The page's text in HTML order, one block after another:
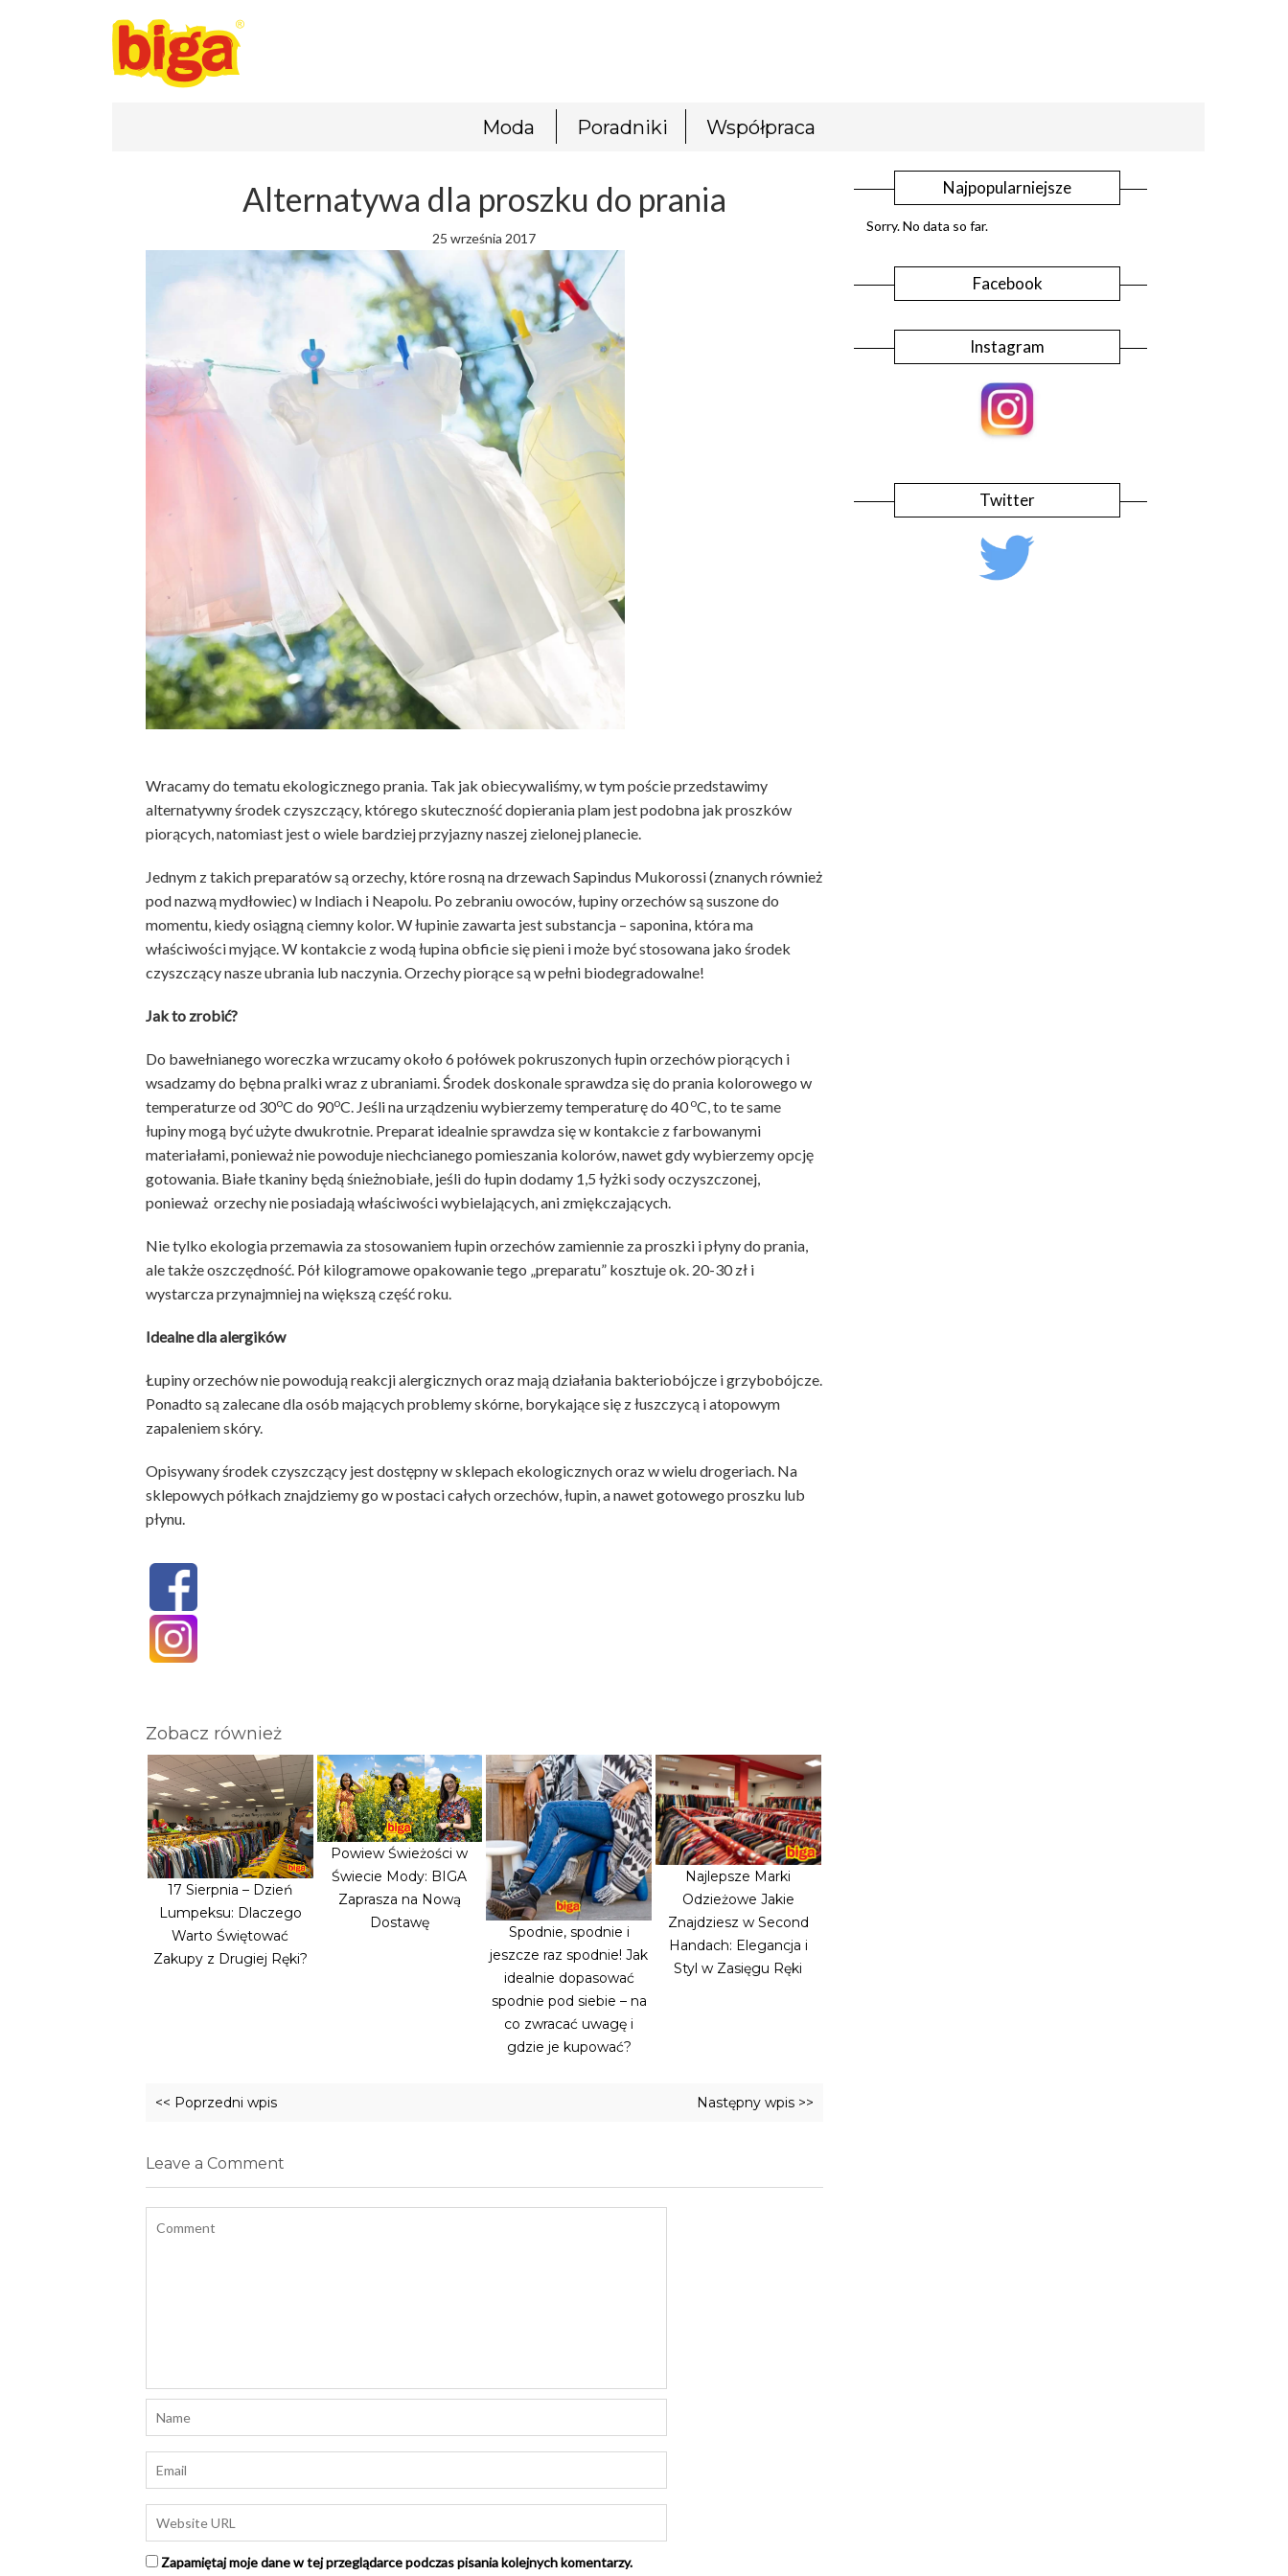
Moda Poradniki Współpraca
Alternatywa dla proszku do prania
25 września 2017
Wracamy do tematu ekologicznego prania. Tak jak obiecywaliśmy, w tym poście przedstawimy
alternatywny środek czyszczący, którego skuteczność dopierania plam jest podobna jak proszków
piorących, natomiast jest o wiele bardziej przyjazny naszej zielonej planecie.
Jednym z takich preparatów są orzechy, które rosną na drzewach Sapindus Mukorossi (znanych również
pod nazwą mydłowiec) w Indiach i Neapolu. Po zebraniu owoców, łupiny orzechów są suszone do
momentu, kiedy osiągną ciemny kolor. W łupinie zawarta jest substancja – saponina, która ma
właściwości myjące. W kontakcie z wodą łupina obficie się pieni i może być stosowana jako środek
czyszczący nasze ubrania lub naczynia. Orzechy piorące są w pełni biodegradowalne!
Jak to zrobić?
Do bawełnianego woreczka wrzucamy około 6 połówek pokruszonych łupin orzechów piorących i
wsadzamy do bębna pralki wraz z ubraniami. Środek doskonale sprawdza się do prania kolorowego w
temperaturze od 30oC do 90oC. Jeśli na urządzeniu wybierzemy temperaturę do 40 oC, to te same
łupiny mogą być użyte dwukrotnie. Preparat idealnie sprawdza się w kontakcie z farbowanymi
materiałami, ponieważ nie powoduje niechcianego pomieszania kolorów, nawet gdy wybierzemy opcję
gotowania. Białe tkaniny będą śnieżnobiałe, jeśli do łupin dodamy 1,5 łyżki sody oczyszczonej,
ponieważ orzechy nie posiadają właściwości wybielających, ani zmiękczających.
Nie tylko ekologia przemawia za stosowaniem łupin orzechów zamiennie za proszki i płyny do prania,
ale także oszczędność. Pół kilogramowe opakowanie tego „preparatu” kosztuje ok. 20-30 zł i
wystarcza przynajmniej na większą część roku.
Idealne dla alergików
Łupiny orzechów nie powodują reakcji alergicznych oraz mają działania bakteriobójcze i grzybobójcze.
Ponadto są zalecane dla osób mających problemy skórne, borykające się z łuszczycą i atopowym
zapaleniem skóry.
Opisywany środek czyszczący jest dostępny w sklepach ekologicznych oraz w wielu drogeriach. Na
sklepowych półkach znajdziemy go w postaci całych orzechów, łupin, a nawet gotowego proszku lub
płynu.
Zobacz również
17 Sierpnia – Dzień
Lumpeksu: Dlaczego
Warto Świętować
Zakupy z Drugiej Ręki?
Powiew Świeżości w
Świecie Mody: BIGA
Zaprasza na Nową
Dostawę
Spodnie, spodnie i
jeszcze raz spodnie! Jak
idealnie dopasować
spodnie pod siebie – na
co zwracać uwagę i
gdzie je kupować?
Najlepsze Marki
Odzieżowe Jakie
Znajdziesz w Second
Handach: Elegancja i
Styl w Zasięgu Ręki
<< Poprzedni wpis Następny wpis >>
Leave a Comment
Zapamiętaj moje dane w tej przeglądarce podczas pisania kolejnych komentarzy.
Najpopularniejsze
Sorry. No data so far.
Facebook
Instagram
Twitter